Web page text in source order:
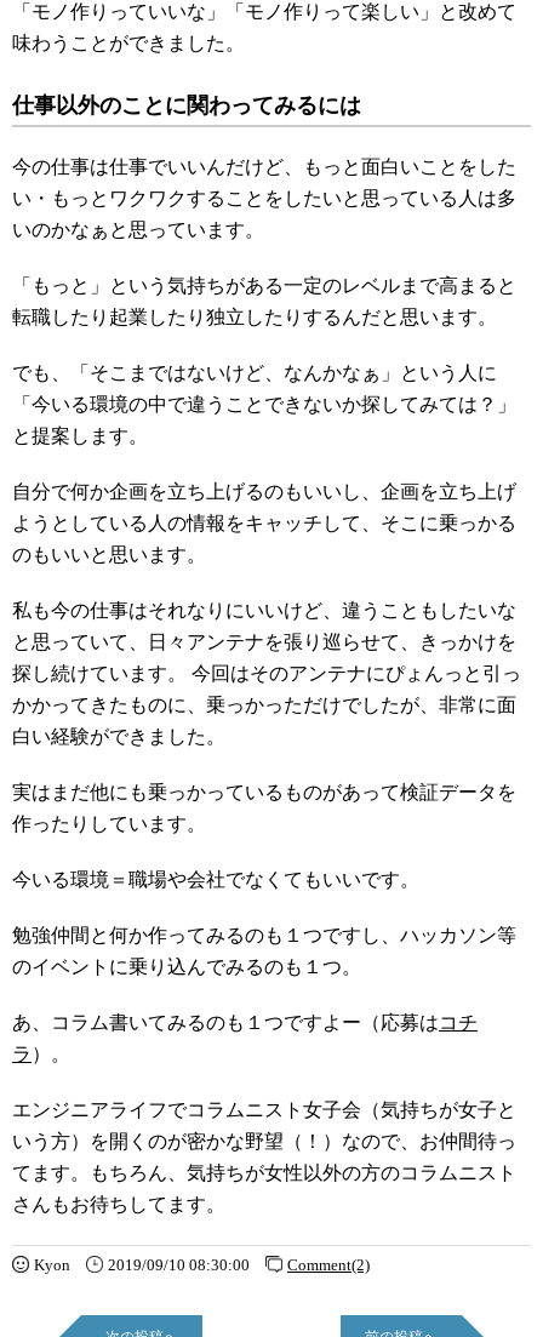
「モノ作りっていいな」「モノ作りって楽しい」と改めて
味わうことができました。
仕事以外のことに関わってみるには
今の仕事は仕事でいいんだけど、もっと面白いことをした
い・もっとワクワクすることをしたいと思っている人は多
いのかなぁと思っています。
「もっと」という気持ちがある一定のレベルまで高まると
転職したり起業したり独立したりするんだと思います。
でも、「そこまではないけど、なんかなぁ」という人に
「今いる環境の中で違うことできないか探してみては？」
と提案します。
自分で何か企画を立ち上げるのもいいし、企画を立ち上げ
ようとしている人の情報をキャッチして、そこに乗っかる
のもいいと思います。
私も今の仕事はそれなりにいいけど、違うこともしたいな
と思っていて、日々アンテナを張り巡らせて、きっかけを
探し続けています。 今回はそのアンテナにぴょんっと引っ
かかってきたものに、乗っかっただけでしたが、非常に面
白い経験ができました。
実はまだ他にも乗っかっているものがあって検証データを
作ったりしています。
今いる環境＝職場や会社でなくてもいいです。
勉強仲間と何か作ってみるのも１つですし、ハッカソン等
のイベントに乗り込んでみるのも１つ。
あ、コラム書いてみるのも１つですよー（応募はコチ
ラ ）。
エンジニアライフでコラムニスト女子会（気持ちが女子と
いう方）を開くのが密かな野望（！）なので、お仲間待っ
てます。もちろん、気持ちが女性以外の方のコラムニスト
さんもお待ちしてます。
Kyon 2019/09/10 08:30:00 Comment(2)